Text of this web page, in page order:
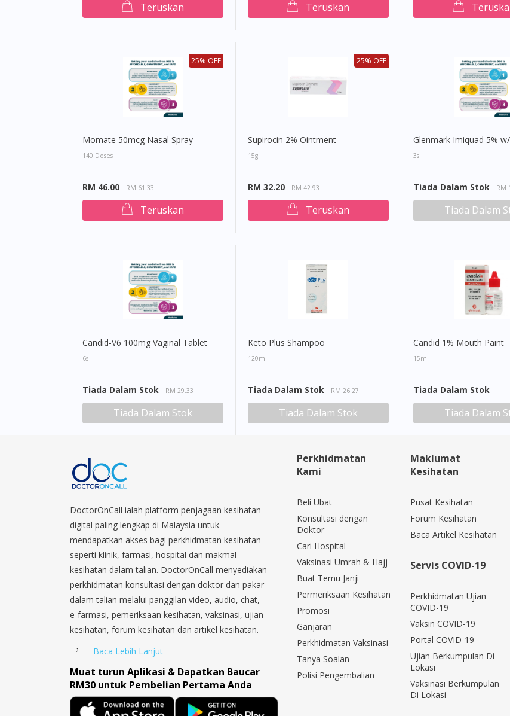
Teruskan Teruskan
25% OFF
Momate 50mcg Nasal Spray
140 Doses
RM 46.00 RM 61.33
Teruskan
25% OFF
Supirocin 2% Ointment
15g
RM 32.20 RM 42.93
Teruskan
Glenmark Imiquad 5%
3s
Tiada Dalam Stok RM
Tiada Dalam
Candid-V6 100mg Vaginal Tablet
6s
Tiada Dalam Stok RM 29.33
Tiada Dalam Stok
Keto Plus Shampoo
120ml
Tiada Dalam Stok RM 26.27
Tiada Dalam Stok
Candid 1% Mouth Paint
15ml
Tiada Dalam Stok
Tiada Dalam
DoctorOnCall ialah platform penjagaan kesihatan
digital paling lengkap di Malaysia untuk
mendapatkan akses bagi perkhidmatan kesihatan
seperti klinik, farmasi, hospital dan makmal
kesihatan dalam talian. DoctorOnCall menyediakan
perkhidmatan konsultasi dengan doktor dan pakar
dalam talian melalui panggilan video, audio, chat,
e-farmasi, pemeriksaan kesihatan, vaksinasi, ujian
kesihatan, forum kesihatan dan artikel kesihatan.
Baca Lebih Lanjut
Muat turun Aplikasi & Dapatkan Baucar
RM30 untuk Pembelian Pertama Anda
Perkhidmatan
Kami
Beli Ubat
Konsultasi dengan
Doktor
Cari Hospital
Vaksinasi Umrah & Hajj
Buat Temu Janji
Permeriksaan Kesihatan
Promosi
Ganjaran
Perkhidmatan Vaksinasi
Tanya Soalan
Polisi Pengembalian
Maklumat
Kesihatan
Pusat Kesihatan
Forum Kesihatan
Baca Artikel Kesihatan
Servis COVID-19
Perkhidmatan Ujian
COVID-19
Vaksin COVID-19
Portal COVID-19
Ujian Berkumpulan Di
Lokasi
Vaksinasi Berkumpulan
Di Lokasi